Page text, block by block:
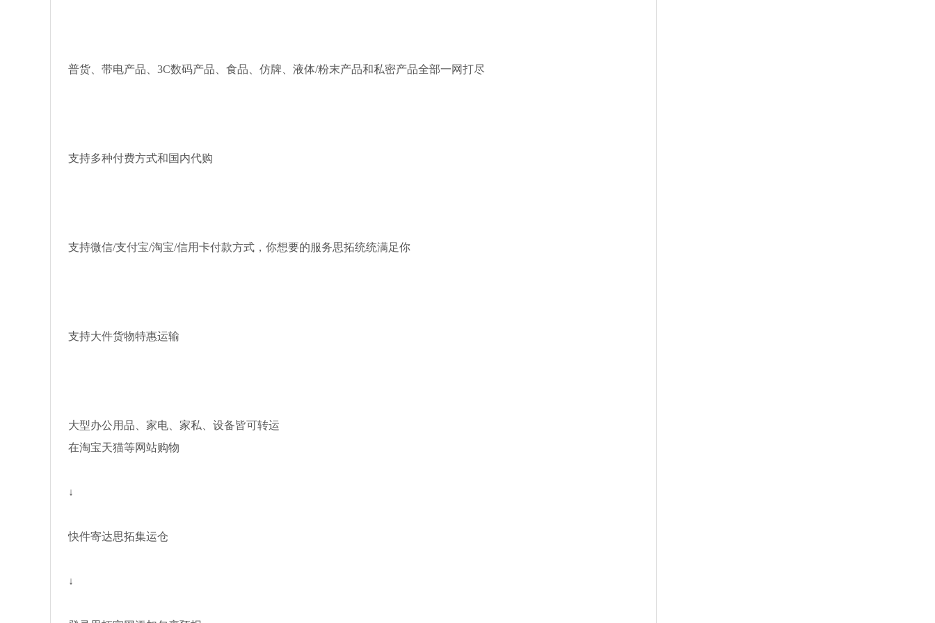
普货、带电产品、3C数码产品、食品、仿牌、液体/粉末产品和私密产品全部一网打尽
支持多种付费方式和国内代购
支持微信/支付宝/淘宝/信用卡付款方式，你想要的服务思拓统统满足你
支持大件货物特惠运输
大型办公用品、家电、家私、设备皆可转运
在淘宝天猫等网站购物
↓
快件寄达思拓集运仓
↓